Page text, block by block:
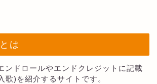
は
ンドロールやエンドクレジットに記載
歌)を紹介するサイトです。